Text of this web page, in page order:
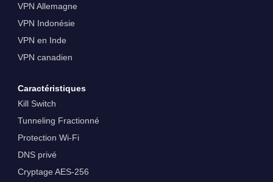
VPN Allemagne
VPN Indonésie
VPN en Inde
VPN canadien
Caractéristiques
Kill Switch
Tunneling Fractionné
Protection Wi-Fi
DNS privé
Cryptage AES-256